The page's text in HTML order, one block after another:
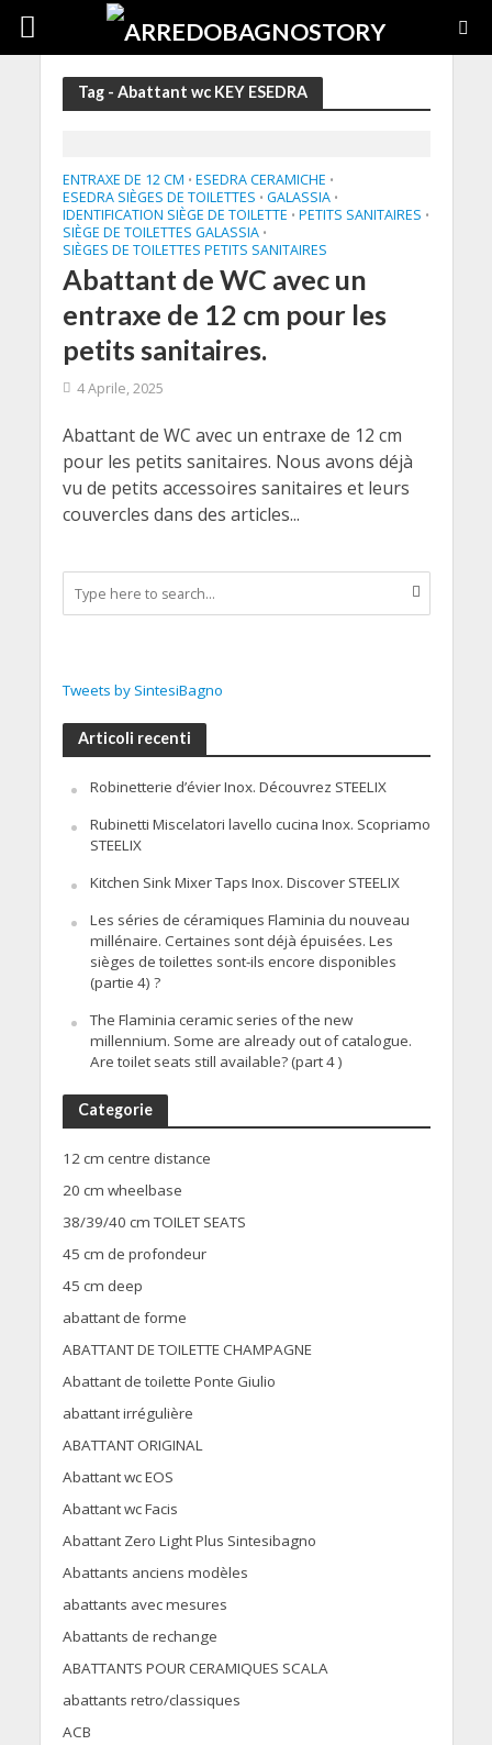
Tag - Abattant wc KEY ESEDRA
ENTRAXE DE 12 CM • ESEDRA CERAMICHE •
ESEDRA SIÈGES DE TOILETTES • GALASSIA •
IDENTIFICATION SIÈGE DE TOILETTE • PETITS SANITAIRES •
SIÈGE DE TOILETTES GALASSIA •
SIÈGES DE TOILETTES PETITS SANITAIRES
Abattant de WC avec un
entraxe de 12 cm pour les
petits sanitaires.
4 Aprile, 2025
Abattant de WC avec un entraxe de 12 cm
pour les petits sanitaires. Nous avons déjà
vu de petits accessoires sanitaires et leurs
couvercles dans des articles...
Tweets by SintesiBagno
Articoli recenti
Robinetterie d’évier Inox. Découvrez STEELIX
Rubinetti Miscelatori lavello cucina Inox. Scopriamo
STEELIX
Kitchen Sink Mixer Taps Inox. Discover STEELIX
Les séries de céramiques Flaminia du nouveau
millénaire. Certaines sont déjà épuisées. Les
sièges de toilettes sont-ils encore disponibles
(partie 4) ?
The Flaminia ceramic series of the new
millennium. Some are already out of catalogue.
Are toilet seats still available? (part 4 )
Categorie
12 cm centre distance
20 cm wheelbase
38/39/40 cm TOILET SEATS
45 cm de profondeur
45 cm deep
abattant de forme
ABATTANT DE TOILETTE CHAMPAGNE
Abattant de toilette Ponte Giulio
abattant irrégulière
ABATTANT ORIGINAL
Abattant wc EOS
Abattant wc Facis
Abattant Zero Light Plus Sintesibagno
Abattants anciens modèles
abattants avec mesures
Abattants de rechange
ABATTANTS POUR CERAMIQUES SCALA
abattants retro/classiques
ACB